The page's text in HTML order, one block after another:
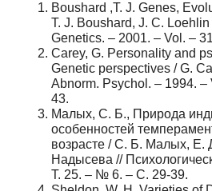
Boushard ,T. J. Genes,
T. J. Boushard, J. C.
Genetics. – 2001. – Vol. –
Carey, G. Personality and
Genetic perspectives / G.
Abnorm. Psychol. – 1994.
43.
Малых, С. Б., Природа
особенностей
возрасте / С. Б. Малых, Е.
Надысева //
Т. 25. – № 6. – С. 29-39.